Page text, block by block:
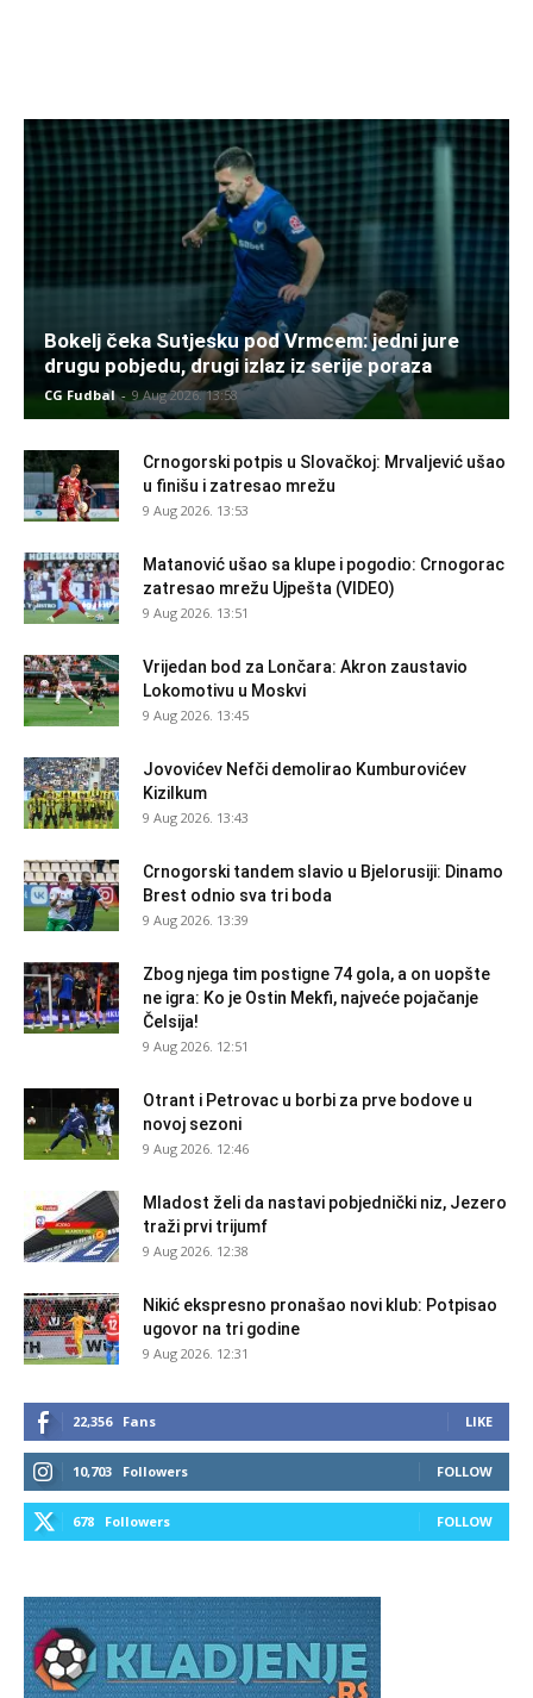
Bokelj čeka Sutjesku pod Vrmcem: jedni jure
drugu pobjedu, drugi izlaz iz serije poraza
CG Fudbal - 9 Aug 2026. 13:58
Crnogorski potpis u Slovačkoj: Mrvaljević ušao
u finišu i zatresao mrežu
9 Aug 2026. 13:53
Matanović ušao sa klupe i pogodio: Crnogorac
zatresao mrežu Ujpešta (VIDEO)
9 Aug 2026. 13:51
Vrijedan bod za Lončara: Akron zaustavio
Lokomotivu u Moskvi
9 Aug 2026. 13:45
Jovovićev Nefči demolirao Kumburovićev
Kizilkum
9 Aug 2026. 13:43
Crnogorski tandem slavio u Bjelorusiji: Dinamo
Brest odnio sva tri boda
9 Aug 2026. 13:39
Zbog njega tim postigne 74 gola, a on uopšte
ne igra: Ko je Ostin Mekfi, najveće pojačanje
Čelsija!
9 Aug 2026. 12:51
Otrant i Petrovac u borbi za prve bodove u
novoj sezoni
9 Aug 2026. 12:46
Mladost želi da nastavi pobjednički niz, Jezero
traži prvi trijumf
9 Aug 2026. 12:38
Nikić ekspresno pronašao novi klub: Potpisao
ugovor na tri godine
9 Aug 2026. 12:31
22,356 Fans LIKE
10,703 Followers FOLLOW
678 Followers FOLLOW